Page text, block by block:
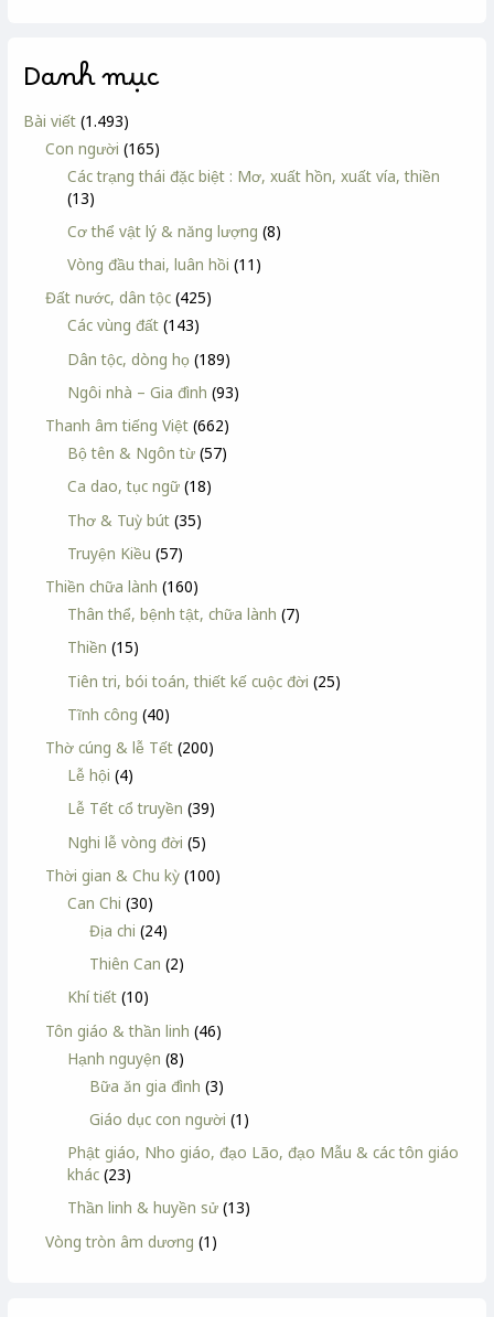
Danh mục
Bài viết (1.493)
Con người (165)
Các trạng thái đặc biệt : Mơ, xuất hồn, xuất vía, thiền
(13)
Cơ thể vật lý & năng lượng (8)
Vòng đầu thai, luân hồi (11)
Đất nước, dân tộc (425)
Các vùng đất (143)
Dân tộc, dòng họ (189)
Ngôi nhà – Gia đình (93)
Thanh âm tiếng Việt (662)
Bộ tên & Ngôn từ (57)
Ca dao, tục ngữ (18)
Thơ & Tuỳ bút (35)
Truyện Kiều (57)
Thiền chữa lành (160)
Thân thể, bệnh tật, chữa lành (7)
Thiền (15)
Tiên tri, bói toán, thiết kế cuộc đời (25)
Tĩnh công (40)
Thờ cúng & lễ Tết (200)
Lễ hội (4)
Lễ Tết cổ truyền (39)
Nghi lễ vòng đời (5)
Thời gian & Chu kỳ (100)
Can Chi (30)
Địa chi (24)
Thiên Can (2)
Khí tiết (10)
Tôn giáo & thần linh (46)
Hạnh nguyện (8)
Bữa ăn gia đình (3)
Giáo dục con người (1)
Phật giáo, Nho giáo, đạo Lão, đạo Mẫu & các tôn giáo
khác (23)
Thần linh & huyền sử (13)
Vòng tròn âm dương (1)